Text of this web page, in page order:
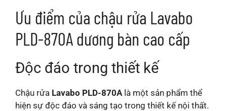
Ưu điểm của chậu rửa Lavabo
PLD-870A dương bàn cao cấp
Độc đáo trong thiết kế
Chậu rửa Lavabo PLD-870A là một sản phẩm thể
hiện sự độc đáo và sáng tạo trong thiết kế nội thất.